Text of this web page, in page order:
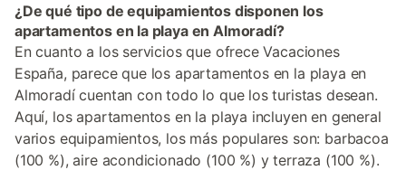
¿De qué tipo de equipamientos disponen los
apartamentos en la playa en Almoradí?
En cuanto a los servicios que ofrece Vacaciones
España, parece que los apartamentos en la playa en
Almoradí cuentan con todo lo que los turistas desean.
Aquí, los apartamentos en la playa incluyen en general
varios equipamientos, los más populares son: barbacoa
(100 %), aire acondicionado (100 %) y terraza (100 %).